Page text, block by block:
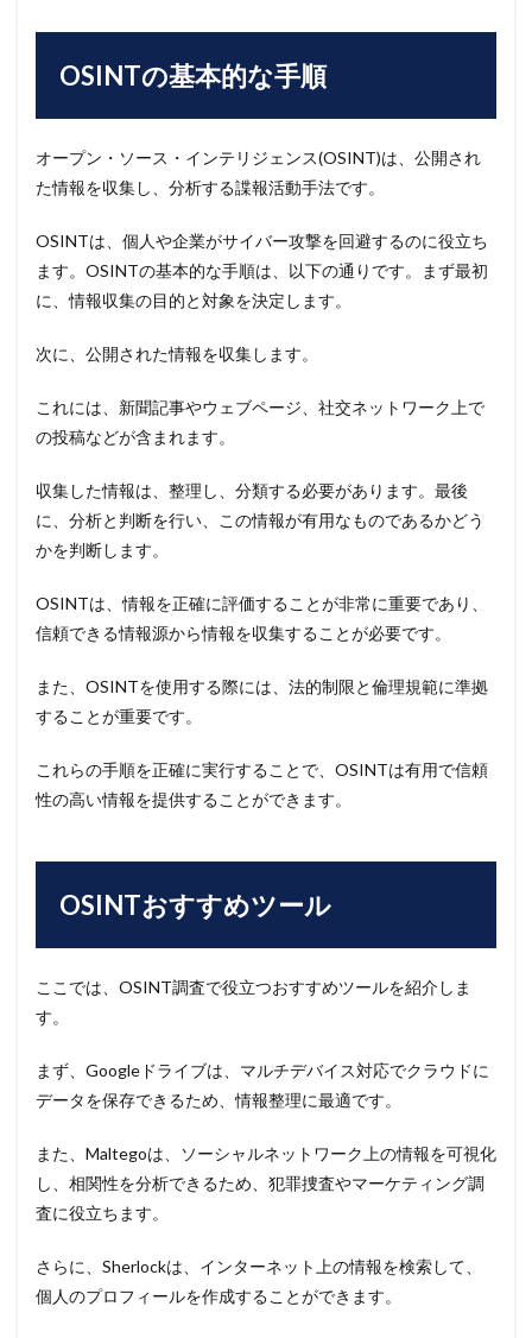
OSINTの基本的な手順
オープン・ソース・インテリジェンス(OSINT)は、公開され
た情報を収集し、分析する諜報活動手法です。
OSINTは、個人や企業がサイバー攻撃を回避するのに役立ち
ます。OSINTの基本的な手順は、以下の通りです。まず最初
に、情報収集の目的と対象を決定します。
次に、公開された情報を収集します。
これには、新聞記事やウェブページ、社交ネットワーク上で
の投稿などが含まれます。
収集した情報は、整理し、分類する必要があります。最後
に、分析と判断を行い、この情報が有用なものであるかどう
かを判断します。
OSINTは、情報を正確に評価することが非常に重要であり、
信頼できる情報源から情報を収集することが必要です。
また、OSINTを使用する際には、法的制限と倫理規範に準拠
することが重要です。
これらの手順を正確に実行することで、OSINTは有用で信頼
性の高い情報を提供することができます。
OSINTおすすめツール
ここでは、OSINT調査で役立つおすすめツールを紹介しま
す。
まず、Googleドライブは、マルチデバイス対応でクラウドに
データを保存できるため、情報整理に最適です。
また、Maltegoは、ソーシャルネットワーク上の情報を可視化
し、相関性を分析できるため、犯罪捜査やマーケティング調
査に役立ちます。
さらに、Sherlockは、インターネット上の情報を検索して、
個人のプロフィールを作成することができます。